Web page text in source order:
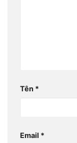
Tên *
Email *